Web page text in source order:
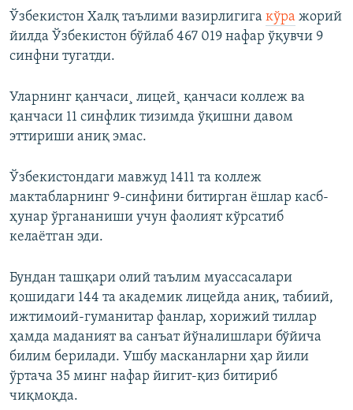
Ўзбекистон Халқ таълими вазирлигига кўра жорий
йилда Ўзбекистон бўйлаб 467 019 нафар ўқувчи 9
синфни тугатди.
Уларнинг қанчаси¸ лицей¸ қанчаси коллеж ва
қанчаси 11 синфлик тизимда ўқишни давом
эттириши аниқ эмас.
Ўзбекистондаги мавжуд 1411 та коллеж
мактабларнинг 9-синфини битирган ёшлар касб-
ҳунар ўргананиши учун фаолият кўрсатиб
келаëтган эди.
Бундан ташқари олий таълим муассасалари
қошидаги 144 та академик лицейда аниқ, табиий,
ижтимоий-гуманитар фанлар, хорижий тиллар
ҳамда маданият ва санъат йўналишлари бўйича
билим берилади. Ушбу масканларни ҳар йили
ўртача 35 минг нафар йигит-қиз битириб
чиқмоқда.